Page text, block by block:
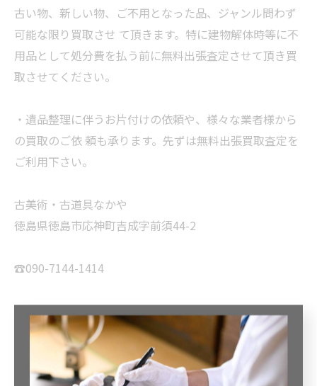
古い物、新しい物、ご不用となった品、ジャンル問わず
可能な限り買取させ て頂きます。特に建物解体時等に不
用品として処分費を払う前に無料出張査定させて頂き買
取させてください。
・遺品整理に伴うお片付けの依頼や、様々な業者様から
の買取のご依 頼も承ります。先ずは無料出張買取査定を
ご利用下さい。
古美術・古道具なかや
徳島県徳島市応神町吉成字前須44-2
☎️090-7144-1414
DMからの、ご連絡も対応可
徳島県徳島市だけでなく、四国地方、近畿地方、中国地
方、北九州地方に買取実績等多数ございます。遠方だか